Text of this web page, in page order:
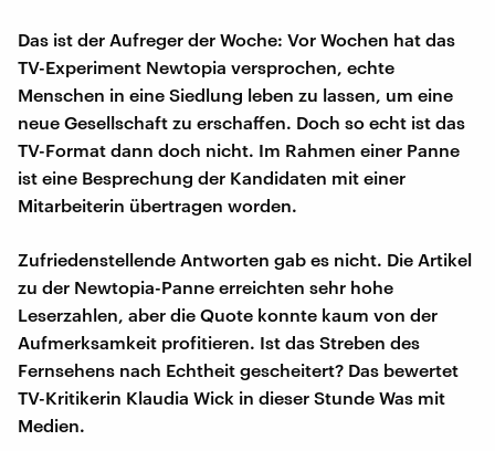
Das ist der Aufreger der Woche: Vor Wochen hat das
TV-Experiment Newtopia versprochen, echte
Menschen in eine Siedlung leben zu lassen, um eine
neue Gesellschaft zu erschaffen. Doch so echt ist das
TV-Format dann doch nicht. Im Rahmen einer Panne
ist eine Besprechung der Kandidaten mit einer
Mitarbeiterin übertragen worden.
Zufriedenstellende Antworten gab es nicht. Die Artikel
zu der Newtopia-Panne erreichten sehr hohe
Leserzahlen, aber die Quote konnte kaum von der
Aufmerksamkeit profitieren. Ist das Streben des
Fernsehens nach Echtheit gescheitert? Das bewertet
TV-Kritikerin Klaudia Wick in dieser Stunde Was mit
Medien.